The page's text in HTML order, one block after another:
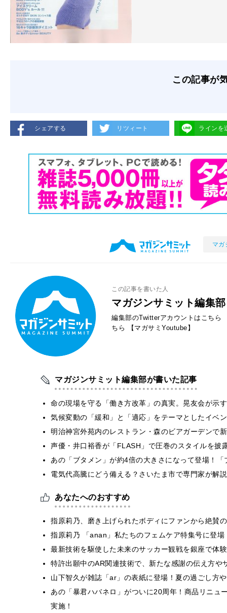
この記事が
シェアする リツィート ラインを
マガ
この記事を書いた人
マガジンサミット編集部
編集部のTwitterアカウントはこちら
ちら
【マガサミYoutube】
マガジンサミット編集部が書いた記事
命の現場を守る「働き方改革」の真実。晃友会が示
気候変動の「緩和」と「適応」をテーマとしたイベ
明治神宮外苑内のレストラン・森のビアガーデンで
声優・井口裕香が「FLASH」で圧巻のスタイルを
あの「ブタメン」が約4倍の大きさになって登場！
電気代高騰にどう備える？さいたま市で専門家が解
あなたへのおすすめ
指原莉乃、磨き上げられたボディにファンから絶賛
指原莉乃 「anan」私たちのフェムケア特集号に登
最新技術を駆使した未来のサッカー観戦を銀座で体
特許出願中のAR関連技術で、新たな感謝の伝え方や
山下智久が雑誌「ar」の表紙に登場！夏の過ごし方
あの「暴君ハバネロ」がついに20周年！商品リニュ
実施！